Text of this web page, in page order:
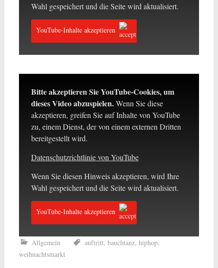
Wahl gespeichert und die Seite wird aktualisiert.
YouTube-Inhalte akzeptieren
Bitte akzeptieren Sie YouTube-Cookies, um
dieses Video abzuspielen.Wenn Sie diese
akzeptieren, greifen Sie auf Inhalte von YouTube
zu, einem Dienst, der von einem externen Dritten
bereitgestellt wird.
Datenschutzrichtlinie von YouTube
Wenn Sie diesen Hinweis akzeptieren, wird Ihre
Wahl gespeichert und die Seite wird aktualisiert.
YouTube-Inhalte akzeptieren
Allgemein auftritt, bauchtanz, hiphop,
weihnachtsmarkt